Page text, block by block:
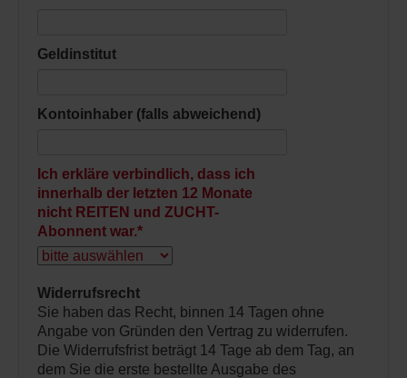
Geldinstitut
Kontoinhaber (falls abweichend)
Ich erkläre verbindlich, dass ich
innerhalb der letzten 12 Monate
nicht REITEN und ZUCHT-
Abonnent war.*
Widerrufsrecht
Sie haben das Recht, binnen 14 Tagen ohne
Angabe von Gründen den Vertrag zu widerrufen.
Die Widerrufsfrist beträgt 14 Tage ab dem Tag, an
dem Sie die erste bestellte Ausgabe des